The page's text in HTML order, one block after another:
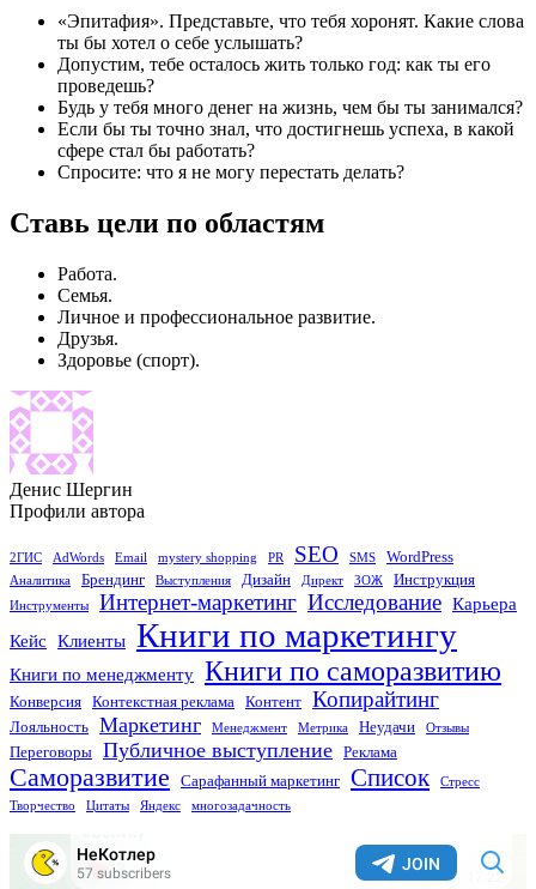
«Эпитафия». Представьте, что тебя хоронят. Какие слова
ты бы хотел о себе услышать?
Допустим, тебе осталось жить только год: как ты его
проведешь?
Будь у тебя много денег на жизнь, чем бы ты занимался?
Если бы ты точно знал, что достигнешь успеха, в какой
сфере стал бы работать?
Спросите: что я не могу перестать делать?
Ставь цели по областям
Работа.
Семья.
Личное и профессиональное развитие.
Друзья.
Здоровье (спорт).
Денис Шергин
Профили автора
2ГИС AdWords Email mystery shopping PR SEO SMS WordPress
Аналитика Брендинг Выступления Дизайн Директ ЗОЖ Инструкция
Инструменты Интернет-маркетинг Исследование Карьера
Кейс Клиенты Книги по маркетингу
Книги по менеджменту Книги по саморазвитию
Конверсия Контекстная реклама Контент Копирайтинг
Лояльность Маркетинг Менеджмент Метрика Неудачи Отзывы
Переговоры Публичное выступление Реклама
Саморазвитие Сарафанный маркетинг Список
Стресс
Творчество
Цитаты Яндекс многозадачность